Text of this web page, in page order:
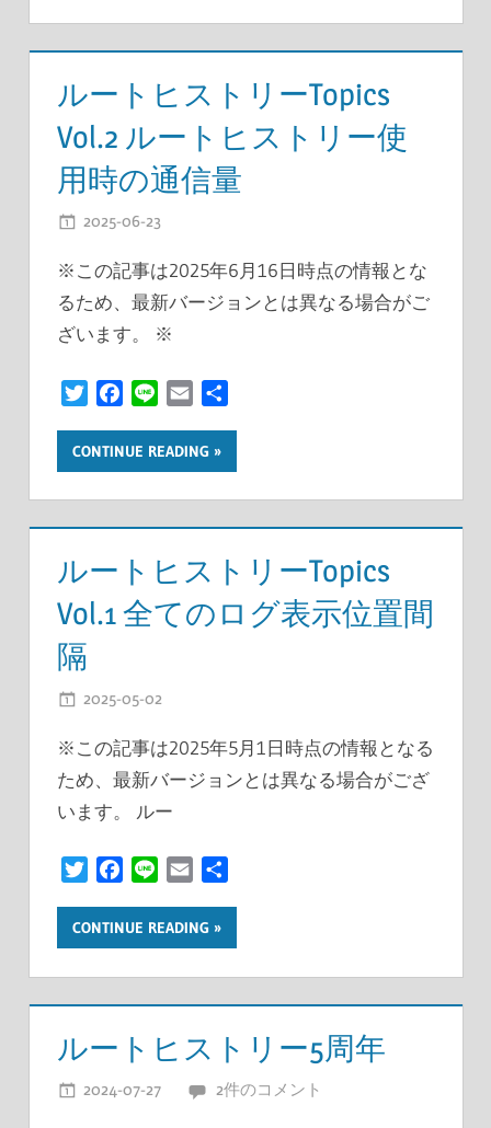
ルートヒストリーTopics
Vol.2 ルートヒストリー使
用時の通信量
2025-06-23
※この記事は2025年6月16日時点の情報とな
るため、最新バージョンとは異なる場合がご
ざいます。 ※
TwitterFacebook
Line Email
CONTINUE READING
ルートヒストリーTopics
Vol.1 全てのログ表示位置間
隔
2025-05-02
※この記事は2025年5月1日時点の情報となる
ため、最新バージョンとは異なる場合がござ
います。 ルー
TwitterFacebook
Line Email
CONTINUE READING
ルートヒストリー5周年
2024-07-27 開発者
2件のコメント